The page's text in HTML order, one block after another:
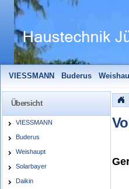
VIESSMANN Buderus
Solarfocus
Wolf
Übersicht
VIESSMANN
Buderus
Weishaupt
Solarbayer
Daikin